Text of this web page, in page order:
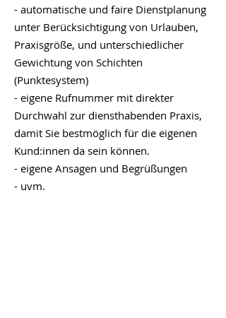
- automatische und faire Dienstplanung
unter Berücksichtigung von Urlauben,
Praxisgröße, und unterschiedlicher
Gewichtung von Schichten
(Punktesystem)
- eigene Rufnummer mit direkter
Durchwahl zur diensthabenden Praxis,
damit Sie bestmöglich für die eigenen
Kund:innen da sein können.
- eigene Ansagen und Begrüßungen
- uvm.